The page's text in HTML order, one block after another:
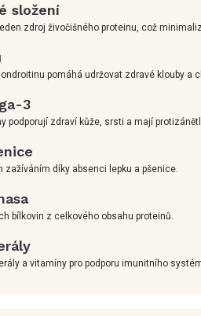
složení
zdroj živočišného proteinu, což
pomáhá udržovat zdravé klouby a
3
podporují zdraví kůže, srsti a mají
zažíváním díky absenci lepku a pšenice.
bílkovin z celkového obsahu proteinů.
a vitamíny pro podporu imunitního